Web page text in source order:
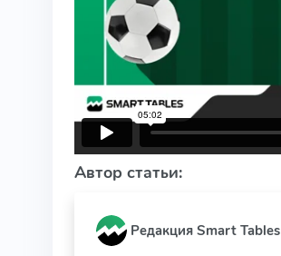
Автор статьи:
Редакция Smart Tables